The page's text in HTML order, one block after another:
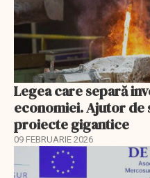
Legea care separă
economiei. Ajutor
proiecte gigantice
09 FEBRUARIE 2026